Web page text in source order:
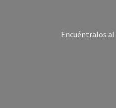
Encuéntralos al